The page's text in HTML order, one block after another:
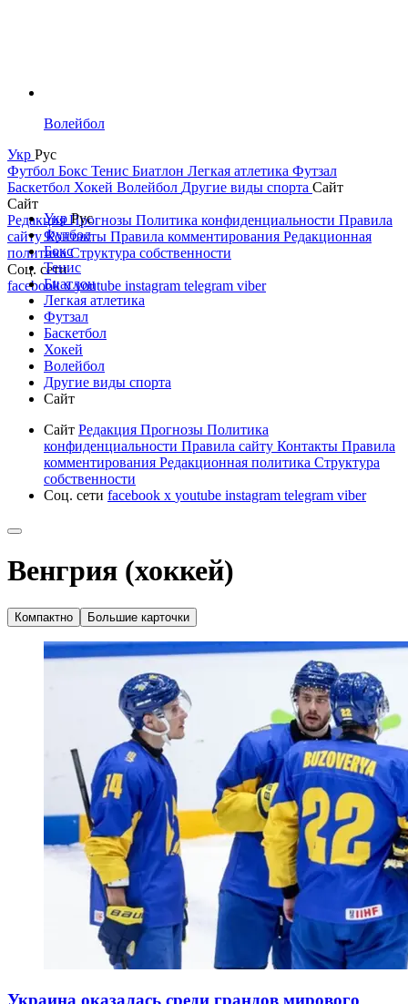
Волейбол
Укр Рус
Футбол Бокс Тенис Биатлон Легкая атлетика Футзал
Баскетбол Хокей Волейбол Другие виды спорта Сайт
Сайт
РедакцияПрогнозы Политика конфиденциальности Правила
сайтуКонтакты Правила комментирования Редакционная
политикаСтруктура собственности
Соц. сети
facebookxyoutube instagram telegram viber
УкрРус
Футбол
Бокс
Тенис
Биатлон
Легкая атлетика
Футзал
Баскетбол
Хокей
Волейбол
Другие виды спорта
Сайт
Сайт Редакция Прогнозы Политика
конфиденциальности Правила сайту Контакты Правила
комментирования Редакционная политика Структура
собственности
Соц. сети facebook x youtube instagram telegram viber
Венгрия (хоккей)
Компактно Большие карточки
Украина оказалась среди грандов мирового